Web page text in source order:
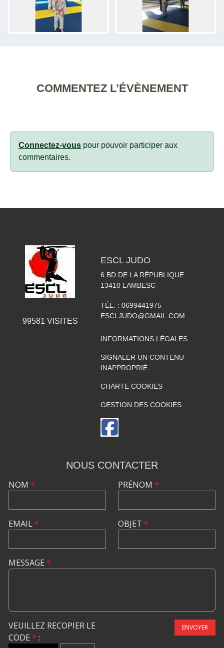
COMMENTEZ L’ÉVÈNEMENT
Connectez-vous pour pouvoir participer aux
commentaires.
99581 VISITES
ESCL JUDO
6 BD DE LA RÉPUBLIQUE
13410 LAMBESC
TÉL. : 0699441975
ESCLJUDO@GMAIL.COM
INFORMATIONS LÉGALES
SIGNALER UN CONTENU
INAPPROPRIÉ
CHARTE COOKIES
GESTION DES COOKIES
NOUS CONTACTER
NOM *
EMAIL*
PRÉNOM *
OBJET *
MESSAGE *
VEUILLEZ RECOPIER LE
CODE * :
ENVOYER